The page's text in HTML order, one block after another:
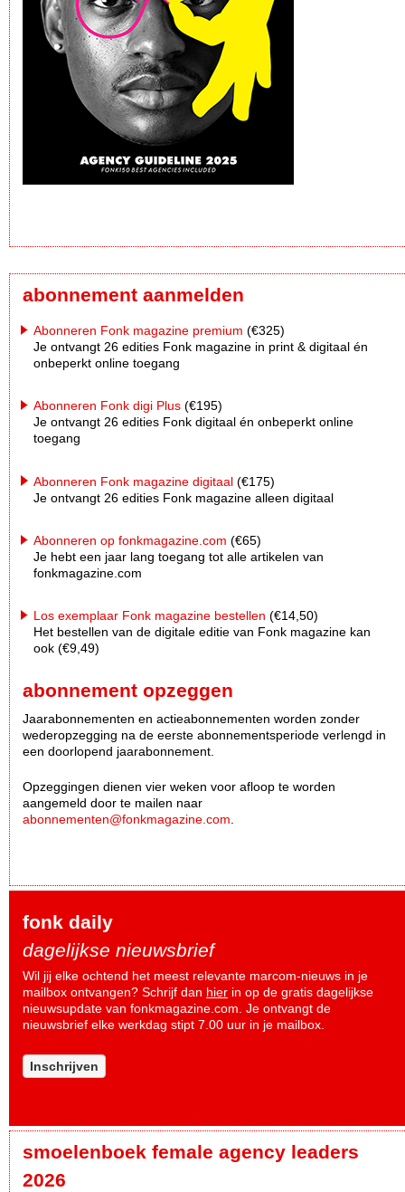
abonnement aanmelden
Abonneren Fonk magazine premium (€325)
Je ontvangt 26 edities Fonk magazine in print & digitaal én
onbeperkt online toegang
Abonneren Fonk digi Plus (€195)
Je ontvangt 26 edities Fonk digitaal én onbeperkt online
toegang
Abonneren Fonk magazine digitaal (€175)
Je ontvangt 26 edities Fonk magazine alleen digitaal
Abonneren op fonkmagazine.com (€65)
Je hebt een jaar lang toegang tot alle artikelen van
fonkmagazine.com
Los exemplaar Fonk magazine bestellen (€14,50)
Het bestellen van de digitale editie van Fonk magazine kan
ook (€9,49)
abonnement opzeggen
Jaarabonnementen en actieabonnementen worden zonder
wederopzegging na de eerste abonnementsperiode verlengd in
een doorlopend jaarabonnement.
Opzeggingen dienen vier weken voor afloop te worden
aangemeld door te mailen naar
abonnementen@fonkmagazine.com
fonk daily
dagelijkse nieuwsbrief
Wil jij elke ochtend het meest relevante marcom-nieuws in je
mailbox ontvangen? Schrijf dan hier in op de gratis dagelijkse
nieuwsupdate van fonkmagazine.com. Je ontvangt de
nieuwsbrief elke werkdag stipt 7.00 uur in je mailbox.
Inschrijven
smoelenboek female agency leaders
2026